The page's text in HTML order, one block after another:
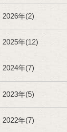
2026年(2)
2025年(12)
2024年(7)
2023年(5)
2022年(7)